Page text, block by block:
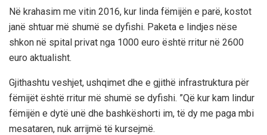
Në krahasim me vitin 2016, kur linda fëmijën e parë, kostot
janë shtuar më shumë se dyfishi. Paketa e lindjes nëse
shkon në spital privat nga 1000 euro është rritur në 2600
euro aktualisht.
Gjithashtu veshjet, ushqimet dhe e gjithë infrastruktura për
fëmijët është rritur më shumë se dyfishi. ”Që kur kam lindur
fëmijën e dytë unë dhe bashkëshorti im, të dy me paga mbi
mesataren, nuk arrijmë të kursejmë.